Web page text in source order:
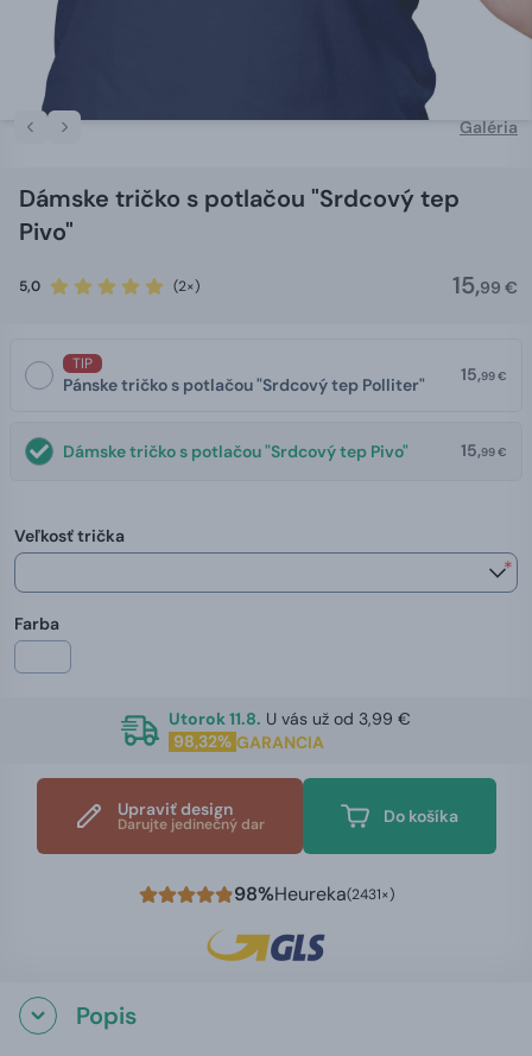
Galéria
Dámske tričko s potlačou "Srdcový tep
Pivo"
5,0 (2×) 15,99 €
TIP
Pánske tričko s potlačou "Srdcový tep Polliter" 15,99 €
Dámske tričko s potlačou "Srdcový tep Pivo" 15,99 €
Veľkosť trička
*
Farba
Utorok 11.8. U vás už od 3,99 €
98,32% GARANCIA
Upraviť design
Darujte jedinečný dar Do košíka
98%Heureka(2431×)
Popis